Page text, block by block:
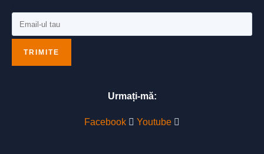
TRIMITE
Urmați-mă:
Facebook Youtube